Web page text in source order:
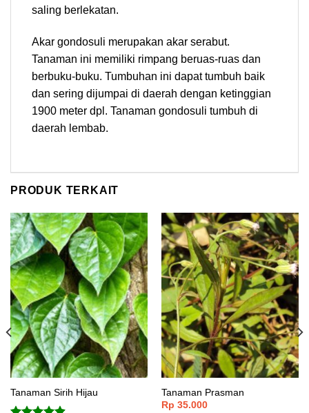
saling berlekatan.
Akar gondosuli merupakan akar serabut.
Tanaman ini memiliki rimpang beruas-ruas dan
berbuku-buku. Tumbuhan ini dapat tumbuh baik
dan sering dijumpai di daerah dengan ketinggian
1900 meter dpl. Tanaman gondosuli tumbuh di
daerah lembab.
PRODUK TERKAIT
Tanaman Sirih Hijau
Tanaman Prasman
Rp 35.000